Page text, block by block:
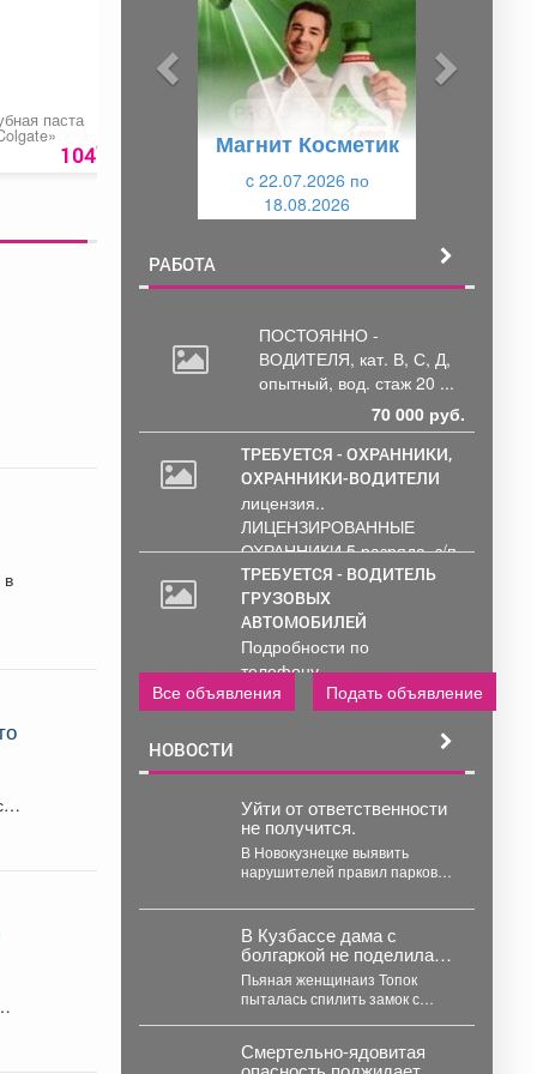
паста
10490
Изготовление ключей
для домофонов
300 руб.
Резка стекла
в
Магнит Косметик
c 22.07.2026 по
18.08.2026
РАБОТА
ПОСТОЯННО -
ВОДИТЕЛЯ, кат. В, С, Д,
опытный, вод. стаж 20 ...
70 000 руб.
ТРЕБУЕТСЯ - ОХРАННИКИ,
ОХРАННИКИ-ВОДИТЕЛИ
лицензия..
ЛИЦЕНЗИРОВАННЫЕ
ОХРАННИКИ 5 разряда, з/п
от 33000 руб. 6...
ТРЕБУЕТСЯ - ВОДИТЕЛЬ
ГРУЗОВЫХ
АВТОМОБИЛЕЙ
Подробности по
телефону..
Все объявления
Подать объявление
НОВОСТИ
Уйти от ответственности
не получится.
В Новокузнецке выявить
нарушителей правил парковки
Причём работает система в
автоматическом режиме....
В Кузбассе дама с
болгаркой не поделила
гараж с покойным мужем
Пьяная женщинаиз Топок
пыталась спилить замок с
соседи и...
Смертельно-ядовитая